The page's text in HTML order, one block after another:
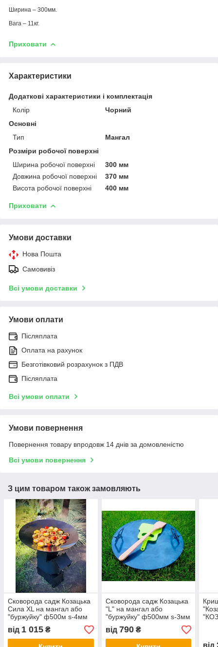
Ширина – 300мм.
Вага – 11кг.
Приховати
Характеристики
Додаткові характеристики і комплектація
Колір
Чорний
Основні
Тип
Мангал
Розміри робочої поверхні
Ширина робочої поверхні
300 мм
Довжина робочої поверхні
370 мм
Висота робочої поверхні
400 мм
Приховати
Умови доставки
Нова Пошта
Самовивіз
Всі умови доставки
Умови оплати
Післяплата
Оплата на рахунок
Безготівковий розрахунок з ПДВ
Післяплата
Всі умови оплати
Умови повернення
Повернення товару впродовж 14 днів за домовленістю
Всі умови повернення
З цим товаром також замовляють
Сковорода садж Козацька
Сила XL на мангал або
"буржуйку" ф500м s-4мм
від 1 015 ₴
Сковорода садж Козацька
"L" на мангал або
"буржуйку" ф500мм s-3мм
від 790₴